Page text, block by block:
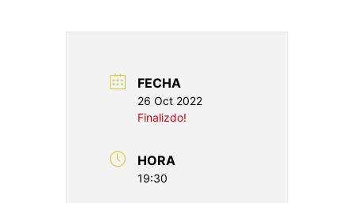
FECHA
26 Oct 2022
Finalizdo!
HORA
19:30